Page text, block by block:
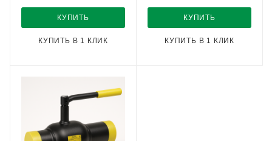
КУПИТЬ
КУПИТЬ В 1 КЛИК
КУПИТЬ
КУПИТЬ В 1 КЛИК